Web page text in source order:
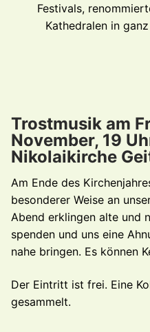
Festivals,
Kathedralen in
Trostmusik am
November, 19
Nikolaikirche
Am Ende des
besonderer Weise an
Abend erklingen alte und
spenden und uns eine
nahe bringen. Es können
Der Eintritt ist frei. Eine
gesammelt.